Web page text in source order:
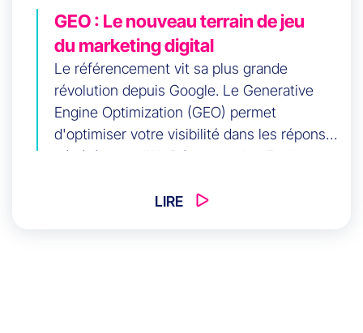
GEO : Le nouveau terrain de jeu
du marketing digital
Le référencement vit sa plus grande
révolution depuis Google. Le Generative
Engine Optimization (GEO) permet
d'optimiser votre visibilité dans les réponses
générées par l'IA. Découvrez les 5 piliers
vos concurrents ne peuvent plus ignorer
LIRE